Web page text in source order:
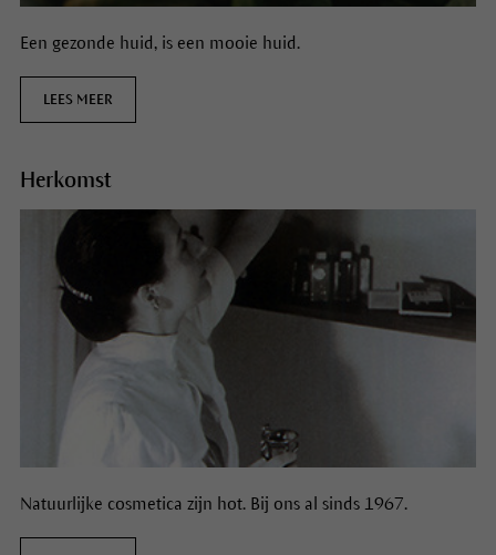
Een gezonde huid, is een mooie huid.
LEES MEER
Herkomst
Natuurlijke cosmetica zijn hot. Bij ons al sinds 1967.